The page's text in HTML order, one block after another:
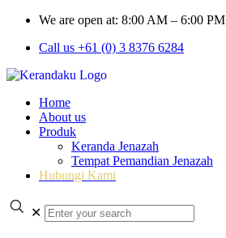
We are open at: 8:00 AM – 6:00 PM
Call us +61 (0) 3 8376 6284
Home
About us
Produk
Keranda Jenazah
Tempat Pemandian Jenazah
Hubungi Kami
✕